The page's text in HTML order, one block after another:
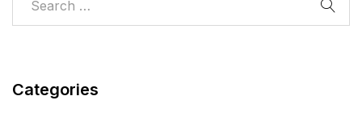
Categories